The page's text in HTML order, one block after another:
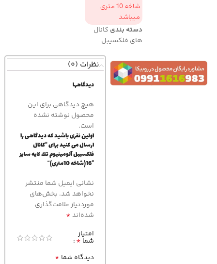
شاخه 10 متری
میباشد
دسته بندی کانال
های فلکسیبل
نظرات (0)
دیدگاهها
هیچ دیدگاهی برای این
محصول نوشته نشده
است.
اولین نفری باشید که دیدگاهی را
ارسال می کنید برای “كانال
فلكسيبل آلومينيوم تك لايه سايز
“16(شاخه 10متری)”
نشانی ایمیل شما منتشر
نخواهد شد. بخش‌های
موردنیاز علامت‌گذاری
شده‌اند*
امتیاز
شما *
دیدگاه شما *